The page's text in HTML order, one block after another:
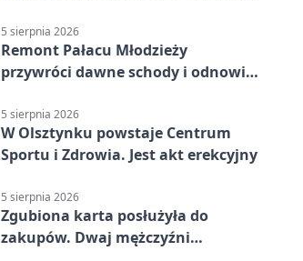
5 sierpnia 2026
Remont Pałacu Młodzieży
przywróci dawne schody i odnowi
5 sierpnia 2026
W Olsztynku powstaje Centrum
Sportu i Zdrowia. Jest akt erekcyjny
5 sierpnia 2026
Zgubiona karta posłużyła do
zakupów. Dwaj mężczyźni